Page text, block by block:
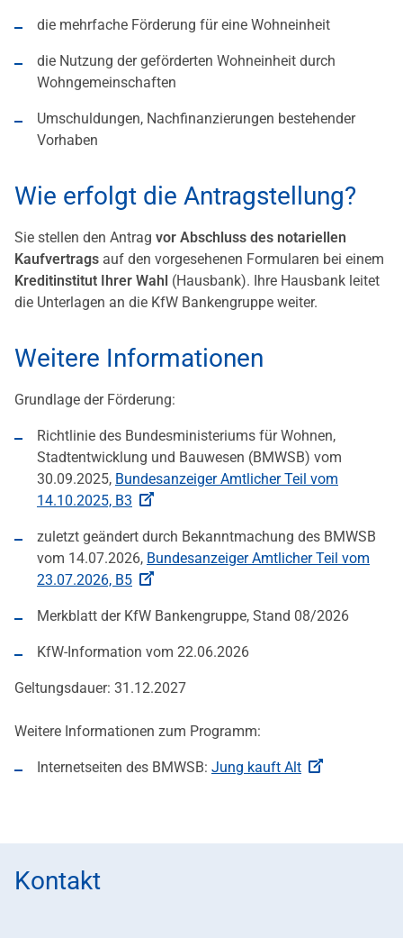
die mehrfache Förderung für eine Wohneinheit
die Nutzung der geförderten Wohneinheit durch
Wohngemeinschaften
Umschuldungen, Nachfinanzierungen bestehender
Vorhaben
Wie erfolgt die Antragstellung?
Sie stellen den Antrag vor Abschluss des notariellen
Kaufvertrags auf den vorgesehenen Formularen bei einem
Kreditinstitut Ihrer Wahl (Hausbank). Ihre Hausbank leitet
die Unterlagen an die KfW Bankengruppe weiter.
Weitere Informationen
Grundlage der Förderung:
Richtlinie des Bundesministeriums für Wohnen,
Stadtentwicklung und Bauwesen (BMWSB) vom
30.09.2025, Bundesanzeiger Amtlicher Teil vom
14.10.2025, B3
zuletzt geändert durch Bekanntmachung des BMWSB
vom 14.07.2026, Bundesanzeiger Amtlicher Teil vom
23.07.2026, B5
Merkblatt der KfW Bankengruppe, Stand 08/2026
KfW-Information vom 22.06.2026
Geltungsdauer: 31.12.2027
Weitere Informationen zum Programm:
Internetseiten des BMWSB: Jung kauft Alt
Kontakt